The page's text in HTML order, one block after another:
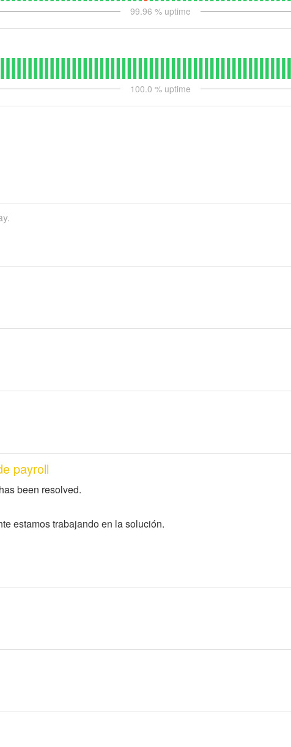
99.96 % uptime
100.0 % uptime
payroll
been resolved.
estamos trabajando en la solución.